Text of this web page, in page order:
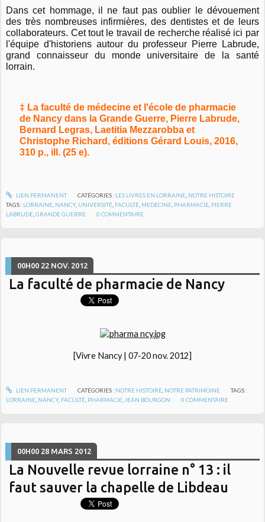
Dans cet hommage, il ne faut pas oublier le dévouement
des très nombreuses infirmières, des dentistes et de leurs
collaborateurs. Cet tout le travail de recherche réalisé ici par
l'équipe d'historiens autour du professeur Pierre Labrude,
grand connaisseur du monde universitaire de la santé
lorrain.
‡ La faculté de médecine et l'école de pharmacie
de Nancy dans la Grande Guerre, Pierre Labrude,
Bernard Legras, Laetitia Mezzarobba et
Christophe Richard, éditions Gérard Louis, 2016,
310 p., ill. (25 e).
LIEN PERMANENT CATÉGORIES : LES LIVRES EN LORRAINE, NOTRE HISTOIRE
TAGS : LORRAINE NANCY, UNIVERSITÉ FACULTÉ MEDECINE PHARMACIE PIERRE
LABRUDE ,GRANDE GUERRE 0 COMMENTAIRE
00H00 22 NOV. 2012
La faculté de pharmacie de Nancy
[Vivre Nancy | 07-20 nov. 2012]
LIEN PERMANENT CATÉGORIES : NOTRE HISTOIRE, NOTRE PATRIMOINE
TAGS :
LORRAINE NANCY, FACULTÉ PHARMACIE JEAN BOURGON 0 COMMENTAIRE
00H00 28 MARS 2012
La Nouvelle revue lorraine n° 13 : il
faut sauver la chapelle de Libdeau